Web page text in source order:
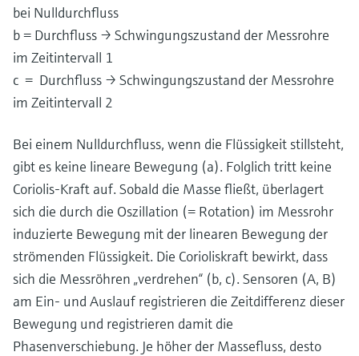
bei Nulldurchfluss
b = Durchfluss → Schwingungszustand der Messrohre
im Zeitintervall 1
c = Durchfluss → Schwingungszustand der Messrohre
im Zeitintervall 2
Bei einem Nulldurchfluss, wenn die Flüssigkeit stillsteht,
gibt es keine lineare Bewegung (a). Folglich tritt keine
Coriolis-Kraft auf. Sobald die Masse fließt, überlagert
sich die durch die Oszillation (= Rotation) im Messrohr
induzierte Bewegung mit der linearen Bewegung der
strömenden Flüssigkeit. Die Corioliskraft bewirkt, dass
sich die Messröhren „verdrehen“ (b, c). Sensoren (A, B)
am Ein- und Auslauf registrieren die Zeitdifferenz dieser
Bewegung und registrieren damit die
Phasenverschiebung. Je höher der Massefluss, desto